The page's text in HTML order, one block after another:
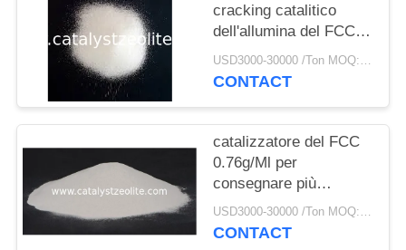
cracking catalitico
dell'allumina del FCC
dell'allumina di 42%
USD3000-30000 /Ton MOQ:1 chilogrammo
CONTACT
catalizzatore del FCC
0.76g/Ml per
consegnare più
butilene per i raffinatoriUSD3000-30000 /Ton MOQ:1 chilogrammo
CONTACT